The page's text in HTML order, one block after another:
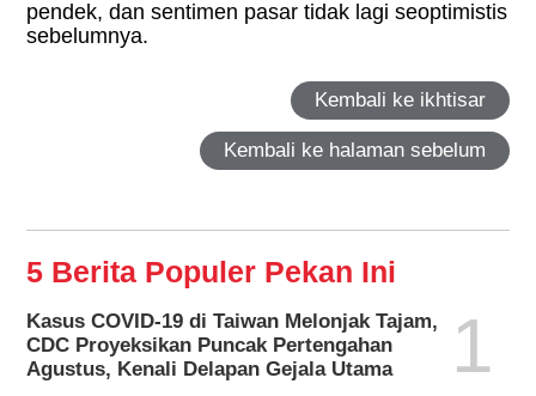
pendek, dan sentimen pasar tidak lagi seoptimistis
sebelumnya.
Kembali ke ikhtisar
Kembali ke halaman sebelum
5 Berita Populer Pekan Ini
Kasus COVID-19 di Taiwan Melonjak Tajam,
CDC Proyeksikan Puncak Pertengahan
Agustus, Kenali Delapan Gejala Utama
1